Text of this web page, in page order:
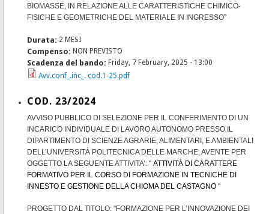
BIOMASSE, IN RELAZIONE ALLE CARATTERISTICHE CHIMICO-
FISICHE E GEOMETRICHE DEL MATERIALE IN INGRESSO”
Durata: 2 MESI
Compenso:NON PREVISTO
Scadenza del bando:Friday, 7 February, 2025 - 13:00
Avv.conf_.inc_. cod.1-25.pdf
COD. 23/2024
AVVISO PUBBLICO DI SELEZIONE PER IL CONFERIMENTO DI UN
INCARICO INDIVIDUALE DI LAVORO AUTONOMO PRESSO IL
DIPARTIMENTO DI SCIENZE AGRARIE, ALIMENTARI, E AMBIENTALI
DELL’UNIVERSITÀ POLITECNICA DELLE MARCHE, AVENTE PER
OGGETTO LA SEGUENTE ATTIVITA’: " ATTIVITÀ DI CARATTERE
FORMATIVO PER IL CORSO DI FORMAZIONE IN TECNICHE DI
INNESTO E GESTIONE DELLA CHIOMA DEL CASTAGNO "
PROGETTO DAL TITOLO: "FORMAZIONE PER L’INNOVAZIONE DEI